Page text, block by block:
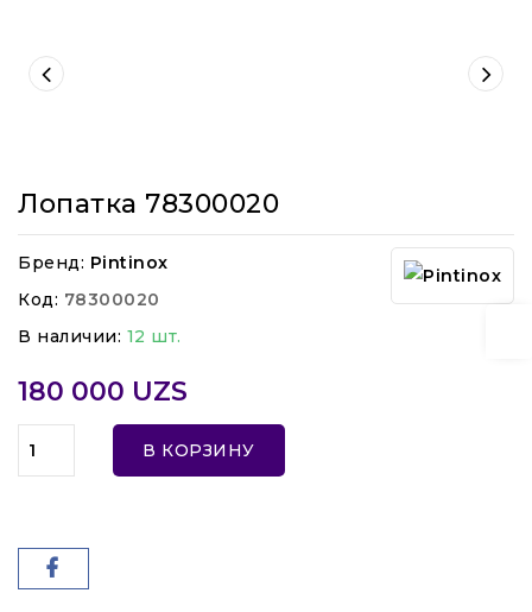
Лопатка 78300020
Бренд: Pintinox
Код: 78300020
В наличии: 12 шт.
180 000 UZS
В КОРЗИНУ